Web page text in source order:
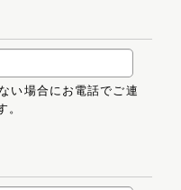
い場合にお電話でご連
。